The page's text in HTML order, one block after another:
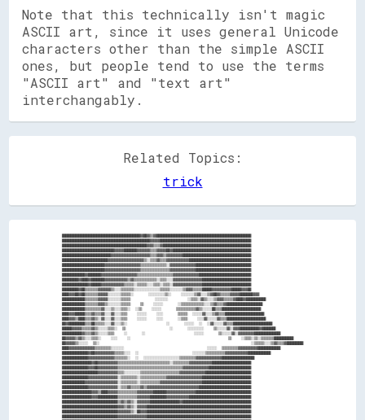
Note that this technically isn't magic
ASCII art, since it uses general Unicode
characters other than the simple ASCII
ones, but people tend to use the terms
"ASCII art" and "text art"
interchangably.
Related Topics:
trick
████████████████████████████████████████████████▓▓██▓▓▒▒▓▓██████████████████████████████████████████████████████████
██████████████████████████████████████████████████████▓▓▓▓▓▓████████████████████████████████████████████████████████
████████████████████████████████████████████████████▓▓▓▓▒▒▒▒▓▓██████████████████████████████████████████████████████
████████████████████████████████▓▓▓▓▓▓████████▓▓▓▓▓▓▓▓▒▒▒▒▓▓▓▓▓▓██▓▓████████████████████████████████████████████████
██████████████████████████████▓▓▓▓▓▓▓▓▓▓▓▓▓▓▓▓▓▓▓▓▓▓▓▓▒▒▒▒▓▓▓▓▒▒▓▓▓▓▓▓▓▓▓▓██████████████████████████████████████████
████████████████████████████▓▓▓▓▓▓▓▓▓▓▓▓▓▓▓▓▓▓▓▓▓▓▒▒░░▒▒▒▒▓▓▒▒▒▒▓▓▓▓▓▓▓▓▓▓▓▓▓▓██████████████████████████████████████
██████████████████████████▓▓▓▓▓▓▓▓▓▓▓▓▓▓▓▓▓▓▓▓▓▓▒▒▒▒▒▒▒▒▒▒▒▒▒▒▒▒░░▓▓▓▓▓▓▓▓▓▓▓▓▓▓▓▓██████████████████████████████████
██████████████████████████▓▓▓▓▓▓▓▓▓▓▓▓▓▓▓▓▓▓▓▓▓▓▒▒▒▒▒▒▒▒▒▒▒▒▒▒▒▒▒▒▓▓▓▓▓▓▓▓▓▓▓▓▓▓▓▓██████████████████████████████████
██████████████▓▓████████▓▓▓▓▓▓▓▓▓▓▓▓▓▓▓▓▓▓▓▓▓▓▒▒▒▒▒▒▒▒▒▒▒▒▒▒▒▒▒▒▒▒▒▒▓▓▓▓▓▓▓▓▓▓▓▓▓▓▓▓████████████████████████████████
██████████▓▓████▓▓████████▓▓▓▓▓▓▓▓▓▓▓▓▓▓▒▒▓▓▒▒▒▒▒▒▒▒▒▒▒▒▒▒░░▒▒▒▒░░░░▓▓▓▓▓▓▓▓▓▓▓▓▓▓▓▓▓▓██████████████████████████████
████████████████▓▓██████▓▓▓▓▓▓▓▓▓▓▓▓▓▓▒▒▒▒▒▒░░▒▒▒▒▒▒░░░░▒▒▒▒░░▒▒▒▒░░▓▓▓▓▓▓▓▓▓▓▓▓▓▓▓▓▓▓██████████████████████████████
██████████▓▓██▒▒▒▒▒▒▒▒▓▓▓▓▓▓▓▓▒▒░░░░▒▒▒▒▒▒▒▒░░░░░░░░░░░░░░░░▒▒▒▒▒▒░░░░░░░░▒▒▓▓▓▓▒▒▒▒▒▒██████▓▓▓▓▓▓▓▓▓▓▓▓██████▓▓▓▓██
████▓▓▓▓██▓▓██▒▒▒▒▒▒▒▒▓▓▓▓▓▓░░░░░░░░▒▒▒▒▒▒░░      ░░░░░░░░░░▒▒░░    ░░░░░░░░▒▒▓▓░░░░▒▒▓▓██▓▓▒▒▒▒▒▒▓▓▓▓▓▓████████▓▓▓▓
██████████████▒▒▒▒▒▒▒▒▓▓▓▓▓▓░░░░░░░░▒▒▒▒▒▒          ░░░░░░░░        ░░▒▒▒▒░░▓▓▒▒░░░░▒▒▓▓▓▓▒▒▒▒▒▒▓▓████▓▓████████████
██████████████▒▒▒▒▒▒▒▒▓▓▓▓▒▒░░░░░░░░▒▒▒▒▒▒    ▒▒    ░░░░░░      ░░▒▒▒▒▒▒▒▒▒▒▒▒▒▒░░░░▒▒▓▓▒▒▒▒▓▓██████████████████████
██████████████▒▒▒▒▒▒▒▒▒▒▓▓░░░░▒▒░░░░▒▒▒▒░░  ░░▒▒    ░░░░░░      ▒▒▒▒▒▒▒▒▒▒▒▒▓▓▒▒░░░░░░██▒▒▒▒████████████████████████
████▓▓▓▓██████▒▒▒▒▓▓▒▒▒▒▓▓░░░░▓▓░░░░▒▒▒▒    ░░░░░░    ░░░░      ▒▒▒▒▒▒  ░░░░░░▓▓░░░░▒▒▓▓▒▒▒▒████████████████████████
████▓▓▓▓▒▒████▒▒▒▒▓▓▒▒░░▓▓░░░░▓▓░░░░▒▒▒▒    ░░░░░░    ░░░░      ░░▒▒▒▒    ░░░░▓▓░░░░░░▓▓▒▒▒▒████████████████████████
██▓▓██████████▒▒▒▒██▒▒▒▒▒▒░░░░▓▓░░░░▒▒░░                ░░      ░░░░░░  ░░  ░░▓▓░░░░░░▓▓▒▒▒▒████████████████████████
██████▓▓▓▓▓▓▒▒▒▒▒▒▓▓▒▒░░░░░░▒▒▒▒░░  ▒▒                  ░░      ░░░░░░░░░░    ▒▒░░░░░░▓▓░░▓▓▓▓████████████▓▓████████
████████████▓▓▒▒▒▒▓▓▒▒░░░░░░▒▒▒▒    ░░      ░░                    ░░░░░░      ▒▒░░░░░░▓▓░░▓▓▓▓▓▓▓▓▓▓████████████████
██▓▓▓▓▓▓▒▒▓▓▒▒░░░░▒▒▒▒░░    ░░░░    ░░                                        ▒▒    ░░▒▒▒▒░░▒▒░░▒▒▒▒▒▒▒▒████████████
██▓▓▓▓▓▓▒▒░░░░░░  ▒▒░░                                                              ░░▒▒▒▒▒▒░░░░▒▒▓▓▒▒▒▒▓▓██████████
████▓▓▓▓▓▓▓▓▓▓▓▓▓▓▓▓▒▒▒▒▒▒▒▒▒▒░░░░░░░░                                  ░░░░░░  ▒▒▒▒▒▒▒▒▒▒▓▓▓▓▓▓▓▓▓▓▓▓██████████████
████████████████▓▓██▓▓▓▓▓▓▓▓▓▓▓▓▒▒▒▒▒▒░░░░  ░░                      ░░░░░░░░▒▒▒▒▒▒▒▒▒▒▒▒▓▓▓▓▓▓▓▓▓▓▓▓▓▓██████████████
████████████████▓▓▓▓▓▓▓▓▓▓▓▓▓▓▓▓▒▒▒▒▒▒▒▒░░  ░░  ░░░░░░░░░░░░░░░░░░░░░░▒▒▒▒▒▒▒▒▒▒▓▓▓▓▓▓▓▓▓▓▓▓▓▓▓▓████████████████████
██████████████████▓▓██▓▓▓▓▓▓▓▓▓▓▓▓▒▒▒▒▒▒▒▒▒▒▒▒▒▒▒▒▒▒▒▒▒▒▒▒▒▒▒▒▒▒▒▒░░▒▒▒▒▒▒▒▒▒▒▓▓▓▓▓▓▓▓▓▓▓▓▓▓████████████████████████
████████████████▓▓▓▓██▓▓▓▓▓▓▓▓▓▓▓▓▒▒▒▒▒▒▒▒▒▒▒▒▒▒▒▒▒▒▒▒▒▒▒▒▒▒▒▒▒▒▒▒▒▒▒▒▒▒▒▒▓▓▓▓▓▓▓▓▓▓▓▓▓▓▓▓██████████████████████████
██████████████████████▓▓▓▓▓▓▓▓▓▓▓▓▒▒▒▒░░░░░░░░░░▒▒▒▒▒▒▒▒▒▒▒▒▒▒▒▒▒▒▒▒▒▒▒▒▓▓▓▓▓▓▓▓▓▓▓▓▓▓▓▓████████████████████████████
████████████████▓▓▓▓▓▓▓▓▓▓▓▓▓▓▓▓▓▓░░▒▒▒▒▒▒▒▒▒▒░░▒▒▒▒▒▒▒▒▒▒▒▒▒▒▒▒▓▓▓▓▓▓▓▓▓▓▓▓▓▓▓▓▓▓▓▓▓▓██████████████████████████████
██████████████▓▓▓▓▓▓▓▓▓▓▓▓▓▓▓▓▓▓▓▓░░▒▒▒▒▒▒▒▒▒▒░░▒▒▒▒▒▒▒▒▒▒▒▒▓▓▓▓▓▓▓▓▓▓▓▓▓▓▓▓▓▓▓▓▓▓▓▓▓▓██████████████████████████████
████████████████▓▓▓▓▓▓▓▓▓▓▓▓▓▓▓▓▓▓░░▒▒▒▒▓▓▒▒▒▒▒▒▓▓▒▒▓▓▓▓▓▓▓▓▓▓▓▓▓▓▓▓▓▓▓▓▓▓▓▓▓▓▓▓▓▓▓▓████████████████████████████████
██████████████████▓▓▓▓▒▒████▓▓▓▓▓▓▒▒▒▒▒▒▒▒▒▒▒▒▓▓▓▓▓▓▓▓▓▓████████▓▓▓▓▓▓▓▓▓▓▓▓▓▓▓▓▓▓██████████████████████████████████
██████████████████▓▓▓▓████████████▒▒▒▒▒▒▒▒▒▒▒▒▓▓▓▓▓▓▓▓██████████▓▓▓▓▓▓▓▓▓▓▓▓▓▓██████████████████████████████████████
██████████████████████████████████▒▒▓▓▒▒▓▓▒▒░░▓▓▓▓▓▓▓▓██████████████████▓▓██████████████████████████████████████████
██████████████████████████████████▓▓▓▓▒▒▓▓▒▒░░▓▓▓▓▓▓████████████████████████████████████████████████████████████████
██████████████████████████████████▓▓▓▓▓▓▓▓▒▒░░██▓▓▓▓████████████████████████████████████████████████████████████████
██████████████████████████████████▓▓▓▓▓▓▓▓▓▓▓▓▓▓▓▓▓▓████████████████████████████████████████████████████████████████